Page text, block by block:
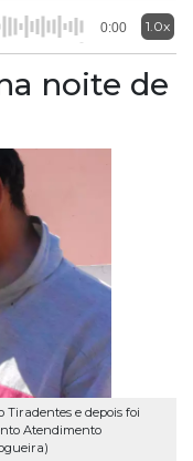
0:00 1.0x
noite de
e depois foi
Atendimento